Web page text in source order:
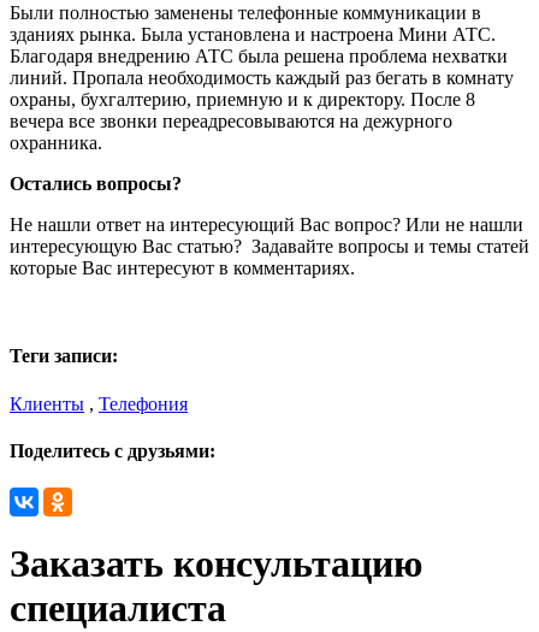
Были полностью заменены телефонные коммуникации в
зданиях рынка. Была установлена и настроена Мини АТС.
Благодаря внедрению АТС была решена проблема нехватки
линий. Пропала необходимость каждый раз бегать в комнату
охраны, бухгалтерию, приемную и к директору. После 8
вечера все звонки переадресовываются на дежурного
охранника.
Остались вопросы?
Не нашли ответ на интересующий Вас вопрос? Или не нашли
интересующую Вас статью? Задавайте вопросы и темы статей
которые Вас интересуют в комментариях.
Теги записи:
Клиенты , Телефония
Поделитесь с друзьями:
Заказать консультацию
специалиста